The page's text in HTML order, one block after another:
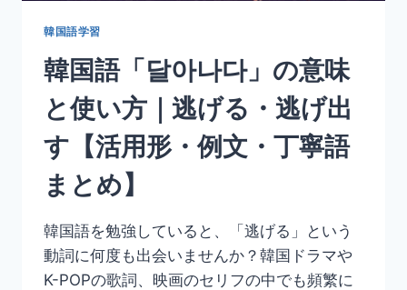
す
る
【活
用
形・
例
文・
丁
語
ま
と
韓国語学習
韓国語「달아나다」の意味
と使い方｜逃げる・逃げ出
す【活用形・例文・丁寧語
まとめ】
韓国語を勉強していると、「逃げる」という
動詞に何度も出会いませんか？韓国ドラマや
K-POPの歌詞、映画のセリフの中でも頻繁に